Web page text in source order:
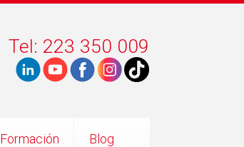
Tel: 223 350 009
Formación Blog